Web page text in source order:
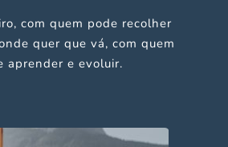
com quem pode recolher
quer que vá, com quem
aprender e evoluir.